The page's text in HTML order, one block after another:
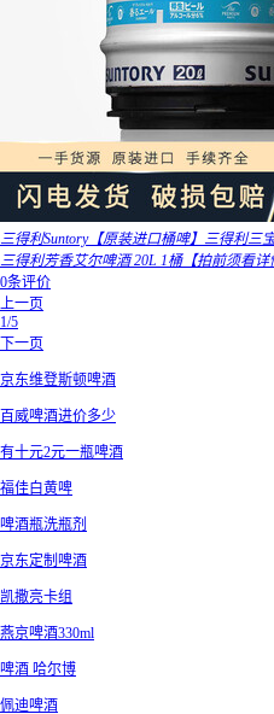
三得利Suntory【原装进口桶啤】三得利三
三得利芳香艾尔啤酒 20L 1桶【拍前须看详
0条评价
上一页
1/5
下一页
京东维登斯顿啤酒
百威啤酒进价多少
有十元2元一瓶啤酒
福佳白黄啤
啤酒瓶洗瓶剂
京东定制啤酒
凯撒亮卡组
燕京啤酒330ml
啤酒 哈尔博
佩迪啤酒